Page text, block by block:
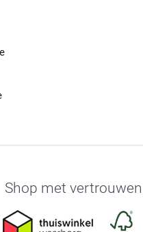
Shop met vertrouwen